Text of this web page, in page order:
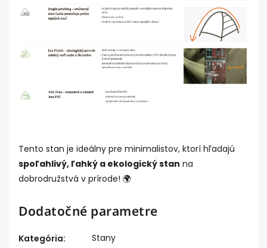
Tento stan je ideálny pre minimalistov, ktorí hľadajú
spoľahlivý, ľahký a ekologický stan na
dobrodružstvá v prírode! 🌍
Dodatočné parametre
Kategória:
Stany